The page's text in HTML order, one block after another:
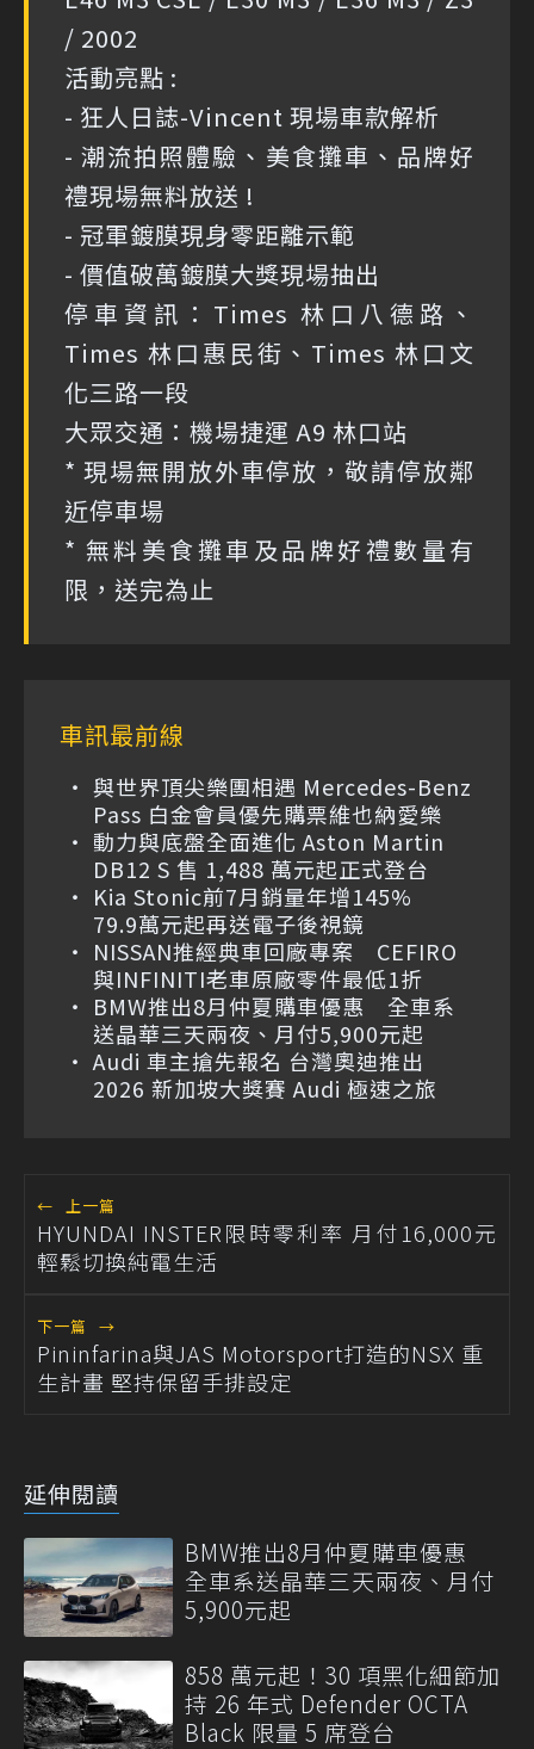
/ 2002
活動亮點 :
- 狂人日誌-Vincent 現場車款解析
- 潮流拍照體驗、美食攤車、品牌好
禮現場無料放送 !
- 冠軍鍍膜現身零距離示範
- 價值破萬鍍膜大獎現場抽出
停車資訊：Times 林口八德路、
Times 林口惠民街、Times 林口文
化三路一段
大眾交通：機場捷運 A9 林口站
* 現場無開放外車停放，敬請停放鄰
近停車場
* 無料美食攤車及品牌好禮數量有
限，送完為止
車訊最前線
與世界頂尖樂團相遇 Mercedes-Benz
Pass 白金會員優先購票維也納愛樂
動力與底盤全面進化 Aston Martin
DB12 S 售 1,488 萬元起正式登台
Kia Stonic前7月銷量年增145%
79.9萬元起再送電子後視鏡
NISSAN推經典車回廠專案 CEFIRO
與INFINITI老車原廠零件最低1折
BMW推出8月仲夏購車優惠 全車系
送晶華三天兩夜、月付5,900元起
Audi 車主搶先報名 台灣奧迪推出
2026 新加坡大獎賽 Audi 極速之旅
← 上一篇
HYUNDAI INSTER限時零利率 月付16,000元
輕鬆切換純電生活
下一篇 →
Pininfarina與JAS Motorsport打造的NSX 重
生計畫 堅持保留手排設定
延伸閱讀
BMW推出8月仲夏購車優惠
全車系送晶華三天兩夜、月付
5,900元起
858 萬元起！30 項黑化細節加
持 26 年式 Defender OCTA
Black 限量 5 席登台